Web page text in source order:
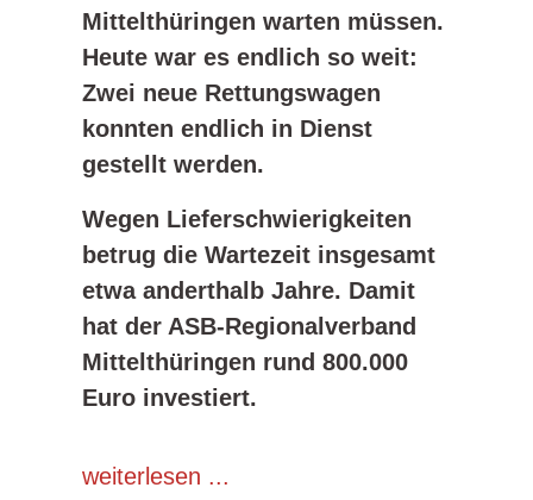
Mittelthüringen warten müssen.
Heute war es endlich so weit:
Zwei neue Rettungswagen
konnten endlich in Dienst
gestellt werden.
Wegen Lieferschwierigkeiten
betrug die Wartezeit insgesamt
etwa anderthalb Jahre. Damit
hat der ASB-Regionalverband
Mittelthüringen rund 800.000
Euro investiert.
weiterlesen ...